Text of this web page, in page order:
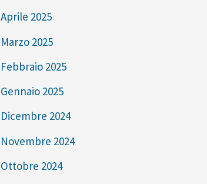
Aprile 2025
Marzo 2025
Febbraio 2025
Gennaio 2025
Dicembre 2024
Novembre 2024
Ottobre 2024